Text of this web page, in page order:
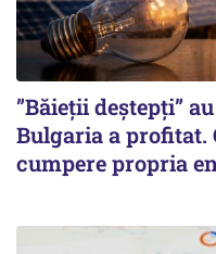
”Băieții deștepți”
Bulgaria a profitat.
cumpere propria